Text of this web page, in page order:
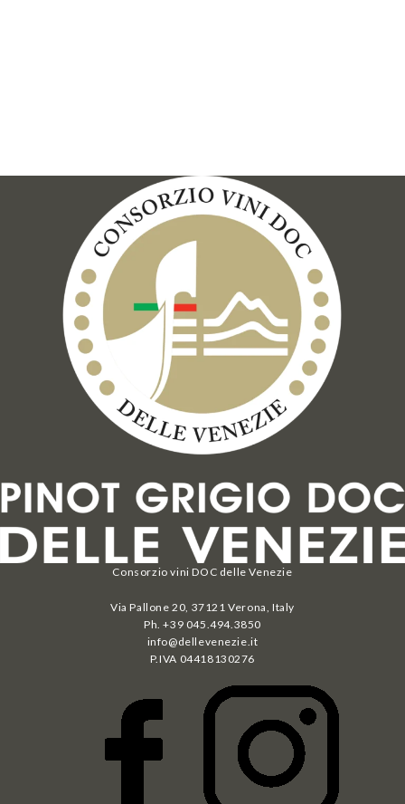
Consorzio vini DOC delle Venezie
Via Pallone 20, 37121 Verona, Italy
Ph. +39 045.494.3850
info@dellevenezie.it
P.IVA 04418130276